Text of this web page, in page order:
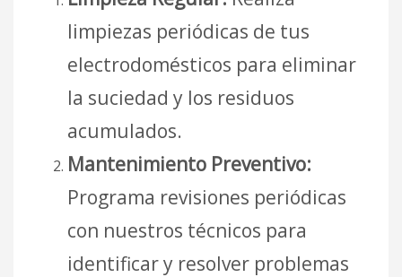
limpiezas periódicas de tus
electrodomésticos para eliminar
la suciedad y los residuos
acumulados.
Mantenimiento Preventivo:
Programa revisiones periódicas
con nuestros técnicos para
identificar y resolver problemas